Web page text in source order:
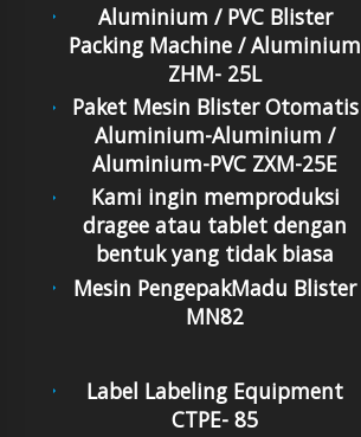
Aluminium / PVC Blister
Packing Machine / Aluminium
ZHM- 25L
Paket Mesin Blister Otomatis
Aluminium-Aluminium /
Aluminium-PVC ZXM-25E
Kami ingin memproduksi
dragee atau tablet dengan
bentuk yang tidak biasa
Mesin PengepakMadu Blister
MN82
Label Labeling Equipment
CTPE- 85